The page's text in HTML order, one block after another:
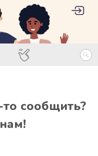
Специалисты
User
сообщить?